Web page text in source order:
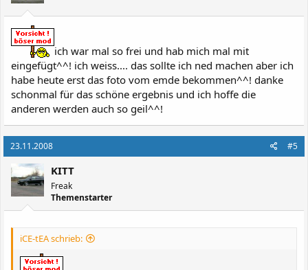
ich war mal so frei und hab mich mal mit
eingefügt^^! ich weiss.... das sollte ich ned machen aber ich
habe heute erst das foto vom emde bekommen^^! danke
schonmal für das schöne ergebnis und ich hoffe die
anderen werden auch so geil^^!
23.11.2008 #5
KITT
Freak
Themenstarter
iCE-tEA schrieb: